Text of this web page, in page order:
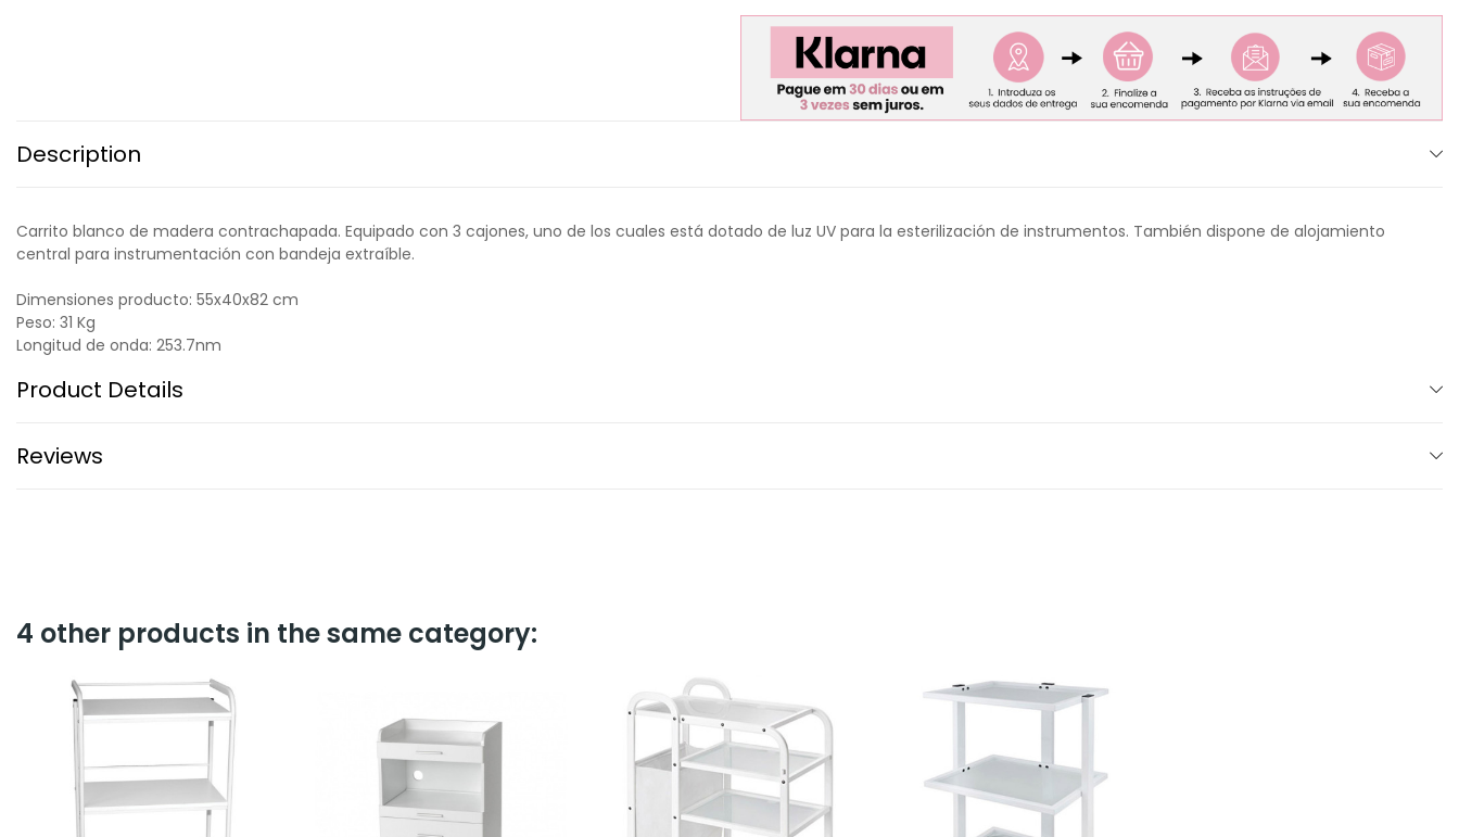
Description
Carrito blanco de madera contrachapada. Equipado con 3 cajones, uno de los cuales está dotado de luz UV para la esterilización de instrumentos. También dispone de alojamiento
central para instrumentación con bandeja extraíble.
Dimensiones producto: 55x40x82 cm
Peso: 31 Kg
Longitud de onda: 253.7nm
Product Details
Reviews
4 other products in the same category: